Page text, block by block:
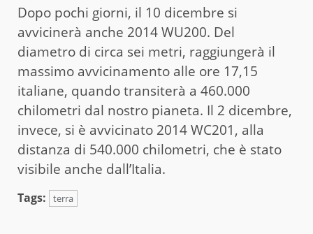
Dopo pochi giorni, il 10 dicembre si
avvicinerà anche 2014 WU200. Del
diametro di circa sei metri, raggiungerà il
massimo avvicinamento alle ore 17,15
italiane, quando transiterà a 460.000
chilometri dal nostro pianeta. Il 2 dicembre,
invece, si è avvicinato 2014 WC201, alla
distanza di 540.000 chilometri, che è stato
visibile anche dall’Italia.
Tags: terra